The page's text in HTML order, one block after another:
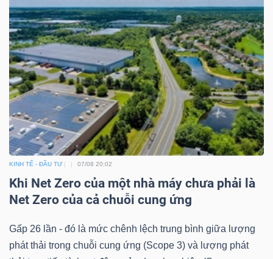
KINH TẾ - ĐẦU TƯ 07/08 20:02
Khi Net Zero của một nhà máy chưa phải là
Net Zero của cả chuỗi cung ứng
Gấp 26 lần - đó là mức chênh lệch trung bình giữa lượng
phát thải trong chuỗi cung ứng (Scope 3) và lượng phát